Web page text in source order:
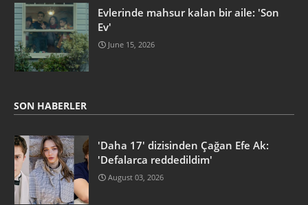
Evlerinde mahsur kalan bir aile: 'Son
Ev'
June 15, 2026
SON HABERLER
'Daha 17' dizisinden Çağan Efe Ak:
'Defalarca reddedildim'
August 03, 2026